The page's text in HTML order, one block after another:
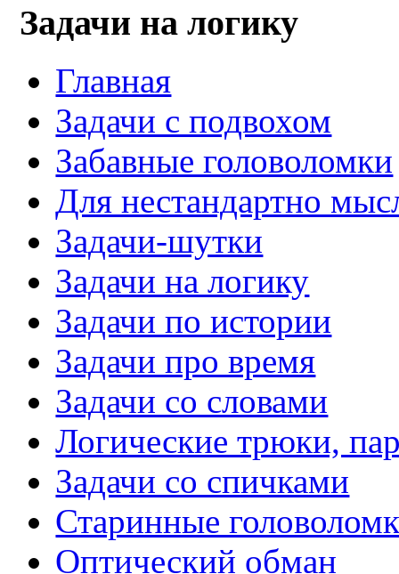
Задачи на логику
Главная
Задачи с подвохом
Забавные головоломки
Для нестандартно
Задачи-шутки
Задачи на логику
Задачи по истории
Задачи про время
Задачи со словами
Логические трюки,
Задачи со спичками
Старинные
Оптический обман